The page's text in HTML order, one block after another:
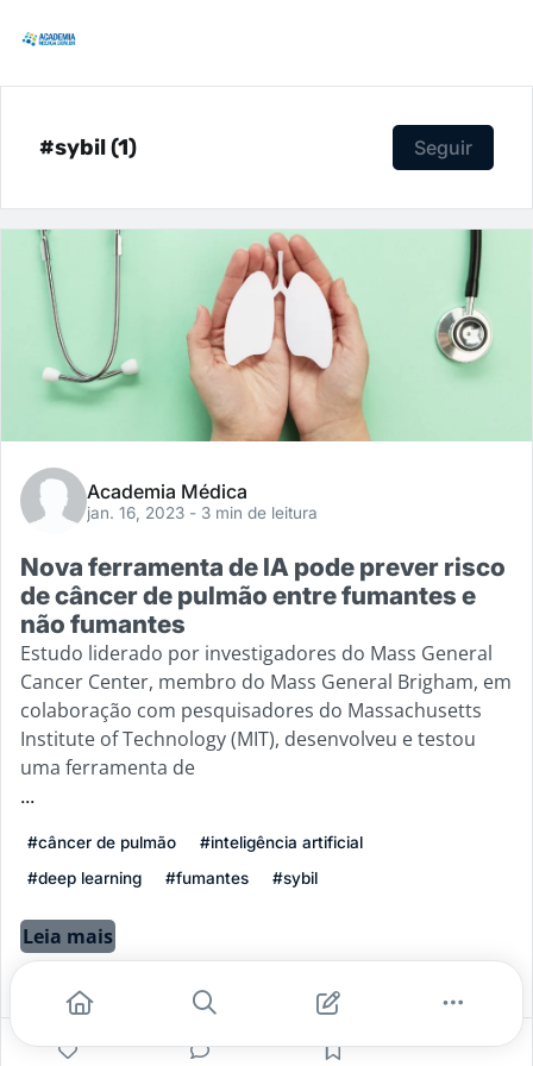
#sybil (1) Seguir
Academia Médica
jan. 16, 2023 - 3 min de leitura
Nova ferramenta de IA pode prever risco
de câncer de pulmão entre fumantes e
não fumantes
Estudo liderado por investigadores do Mass General
Cancer Center, membro do Mass General Brigham, em
colaboração com pesquisadores do Massachusetts
Institute of Technology (MIT), desenvolveu e testou
uma ferramenta de
...
#câncer de pulmão
#inteligência artificial
#deep learning
#fumantes #sybil
Leia mais